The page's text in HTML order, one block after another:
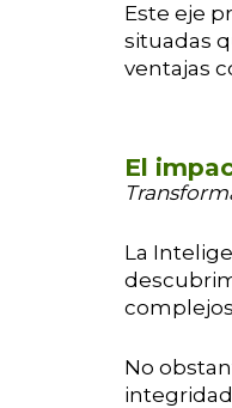
Este eje
situadas
ventajas
El
La
No